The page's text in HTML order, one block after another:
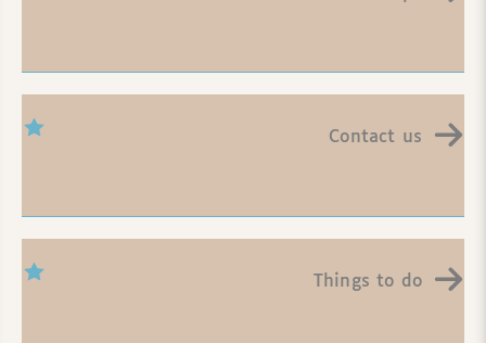
Contact us
Things to do